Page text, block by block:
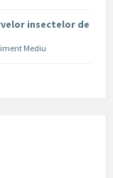
insectelor de
Mediu